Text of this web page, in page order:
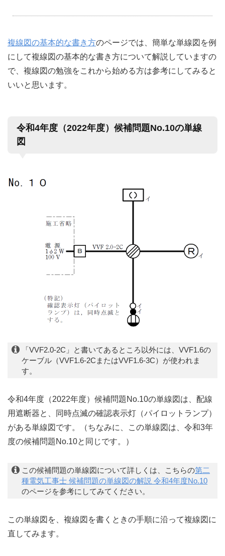
複線図の基本的な書き方のページでは、簡単な単線図を例
にして複線図の基本的な書き方について解説していますの
で、複線図の勉強をこれから始める方は参考にしてみると
いいと思います。
令和4年度（2022年度）候補問題No.10の単線
図
「VVF2.0-2C」と書いてあるところ以外には、VVF1.6の
ケーブル（VVF1.6-2CまたはVVF1.6-3C）が使われま
す。
令和4年度（2022年度）候補問題No.10の単線図は、配線
用遮断器と、同時点滅の確認表示灯（パイロットランプ）
がある単線図です。（ちなみに、この単線図は、令和3年
度の候補問題No.10と同じです。）
この候補問題の単線図について詳しくは、こちらの第二
種電気工事士 候補問題の単線図の解説 令和4年度No.10
のページを参考にしてみてください。
この単線図を、複線図を書くときの手順に沿って複線図に
直してみます。